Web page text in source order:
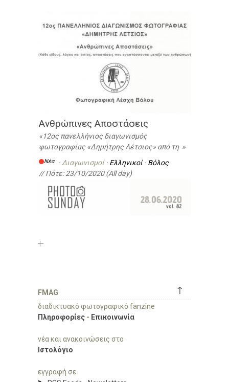
Ανθρώπινες Αποστάσεις
12ος πανελλήνιος διαγωνισμός
φωτογραφίας «Δημήτρης Λέτσιος» από τη
Νέα · Διαγωνισμοί· Ελληνικοί· Βόλος
// Πότε:23/10/2020 (All day)
Photo Sunday vol.82 / Ιούνιος
2020
9 φωτογραφικές ομάδες / 9 πόλεις / 24
Νέα ·
·Έδεσσα ·Καστοριά
Σελίδες
↑
FMAG
διαδικτυακό φωτογραφικό fanzine
Πληροφορίες - Επικοινωνία
νέα και ανακοινώσεις στο
Ιστολόγιο
εγγραφή σε